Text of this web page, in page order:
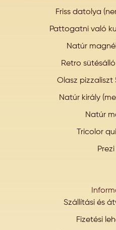
Friss datolya
Pattogatni való
Natúr
Retro
Olasz pizzaliszt
Natúr király
Natúr
Tricolor
Szállítási és
Fizetési